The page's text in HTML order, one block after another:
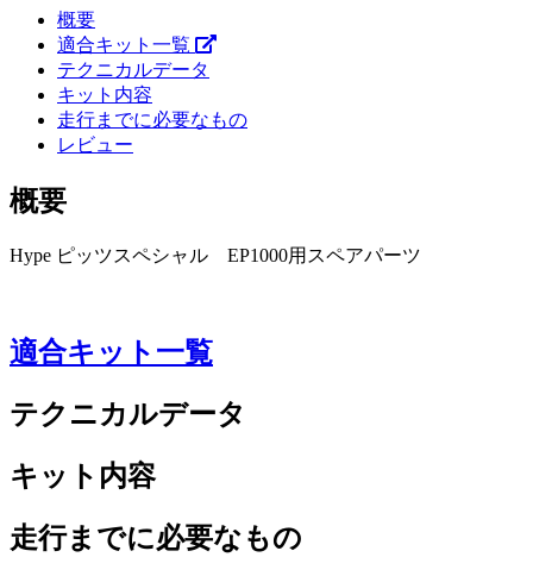
概要
適合キット一覧
テクニカルデータ
キット内容
走行までに必要なもの
レビュー
概要
Hype ピッツスペシャル EP1000用スペアパーツ
適合キット一覧
テクニカルデータ
キット内容
走行までに必要なもの